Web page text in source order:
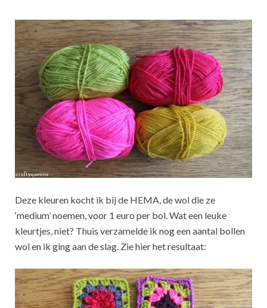
Deze kleuren kocht ik bij de HEMA, de wol die ze
‘medium’ noemen, voor 1 euro per bol. Wat een leuke
kleurtjes, niet? Thuis verzamelde ik nog een aantal bollen
wol en ik ging aan de slag. Zie hier het resultaat: